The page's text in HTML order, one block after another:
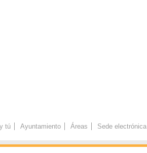
tú Ayuntamiento Áreas Sede electrónica